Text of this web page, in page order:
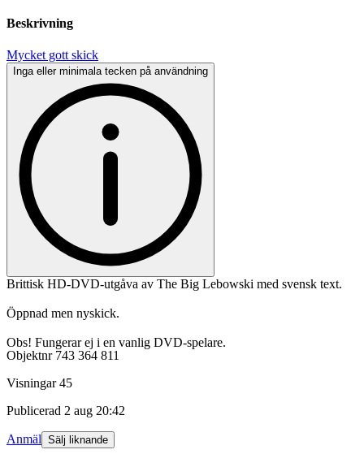
Beskrivning
Mycket gott skick
Inga eller minimala tecken på användning
Brittisk HD-DVD-utgåva av The Big Lebowski med svensk text.
Öppnad men nyskick.
Obs! Fungerar ej i en vanlig DVD-spelare.
Objektnr 743 364 811
Visningar 45
Publicerad 2 aug 20:42
Anmäl Sälj liknande